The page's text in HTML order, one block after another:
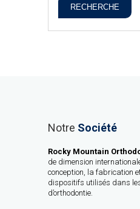
RECHERCHE
Notre Société
Rocky Mountain
de dimension
conception, la fabrication
dispositifs utilisés dans
d’orthodontie.